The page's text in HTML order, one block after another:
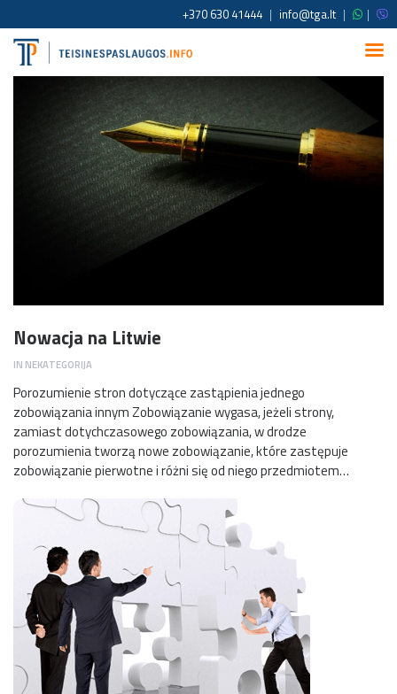
+370 630 41444 | info@tga.lt | |
Nowacja na Litwie
IN NEKATEGORIJA
Porozumienie stron dotyczące zastąpienia jednego
zobowiązania innym Zobowiązanie wygasa, jeżeli strony,
zamiast dotychczasowego zobowiązania, w drodze
porozumienia tworzą nowe zobowiązanie, które zastępuje
zobowiązanie pierwotne i różni się od niego przedmiotem…